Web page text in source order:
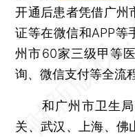
开通后患者凭借广州
证等在微信和APP等
州市60家三级甲等
询、微信支付等全流
和广州市卫生局
关、武汉、上海、佛